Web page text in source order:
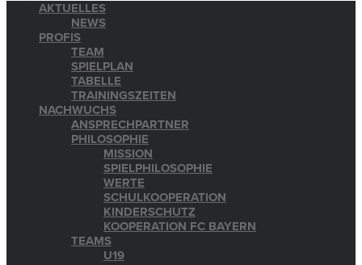
AKTUELLES
NEWS
PROFIS
TEAM
SPIELPLAN
TABELLE
TRAININGSZEITEN
NACHWUCHS
ANSPRECHPARTNER
PHILOSOPHIE
MISSION
SPIELPHILOSOPHIE
WERTE
SCHULKOOPERATION
KINDERSCHUTZ
KOOPERATION FC BAYERN
TEAMS
U19